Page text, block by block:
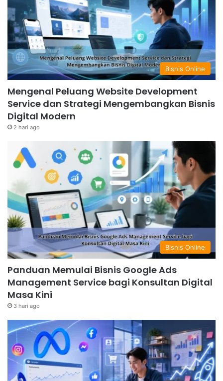
Bisnis Online
Mengenal Peluang Website Development
Service dan Strategi Mengembangkan Bisnis
Digital Modern
2 hari ago
Bisnis Online
Panduan Memulai Bisnis Google Ads
Management Service bagi Konsultan Digital
Masa Kini
3 hari ago